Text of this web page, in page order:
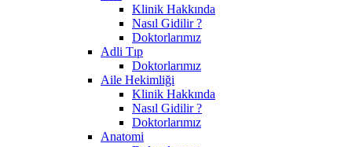
Klinik Hakkında
Nasıl Gidilir ?
Doktorlarımız
Adli Tıp
Doktorlarımız
Aile Hekimliği
Klinik Hakkında
Nasıl Gidilir ?
Doktorlarımız
Anatomi